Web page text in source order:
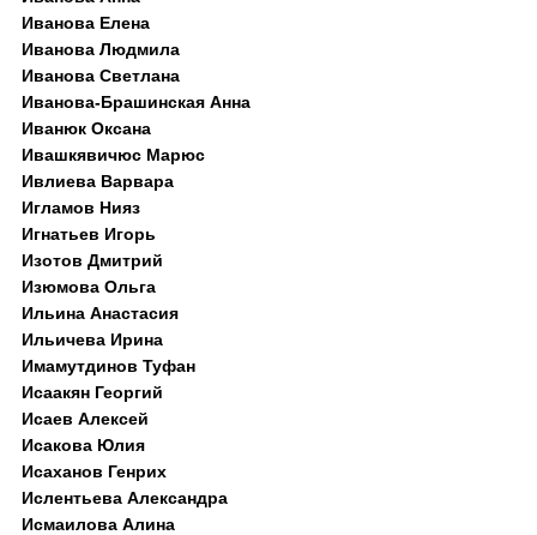
Иванова Елена
Иванова Людмила
Иванова Светлана
Иванова-Брашинская Анна
Иванюк Оксана
Ивашкявичюс Марюс
Ивлиева Варвара
Игламов Нияз
Игнатьев Игорь
Изотов Дмитрий
Изюмова Ольга
Ильина Анастасия
Ильичева Ирина
Имамутдинов Туфан
Исаакян Георгий
Исаев Алексей
Исакова Юлия
Исаханов Генрих
Ислентьева Александра
Исмаилова Алина